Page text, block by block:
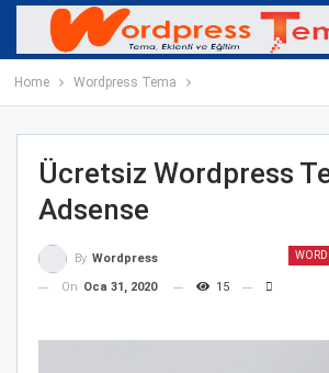
Home Wordpress Tema
Ücretsiz Wordpress
Adsense
By Wordpress
On Oca 31, 2020 15